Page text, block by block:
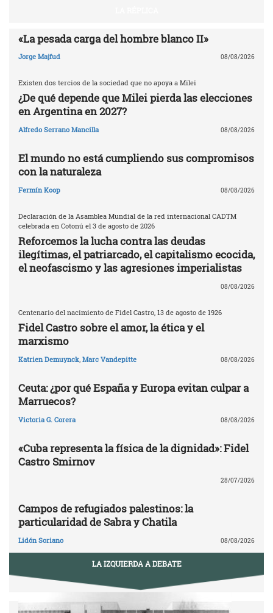
«La pesada carga del hombre blanco II»
Jorge Majfud 08/08/2026
Existen dos tercios de la sociedad que no apoya a Milei
¿De qué depende que Milei pierda las elecciones
en Argentina en 2027?
Alfredo Serrano Mancilla 08/08/2026
El mundo no está cumpliendo sus compromisos
con la naturaleza
Fermín Koop 08/08/2026
Declaración de la Asamblea Mundial de la red internacional CADTM
celebrada en Cotonú el 3 de agosto de 2026
Reforcemos la lucha contra las deudas
ilegítimas, el patriarcado, el capitalismo ecocida,
el neofascismo y las agresiones imperialistas
08/08/2026
Centenario del nacimiento de Fidel Castro, 13 de agosto de 1926
Fidel Castro sobre el amor, la ética y el
marxismo
Katrien Demuynck, Marc Vandepitte 08/08/2026
Ceuta: ¿por qué España y Europa evitan culpar a
Marruecos?
Victoria G. Corera 08/08/2026
«Cuba representa la física de la dignidad»: Fidel
Castro Smirnov
28/07/2026
Campos de refugiados palestinos: la
particularidad de Sabra y Chatila
Lidón Soriano 08/08/2026
LA IZQUIERDA A DEBATE